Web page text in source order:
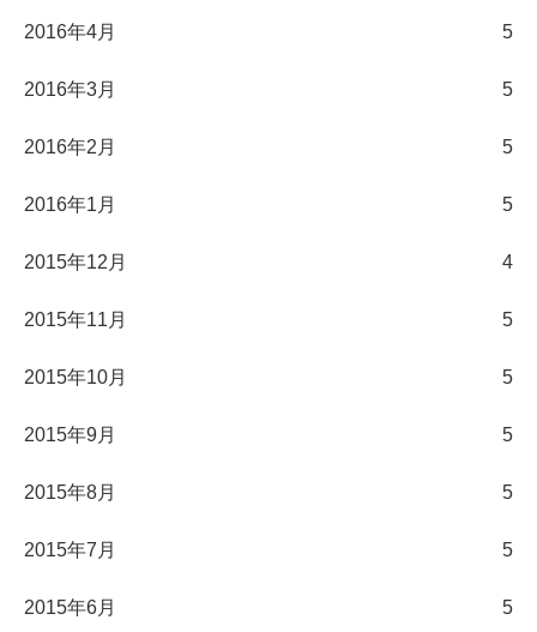
2016年4月 5
2016年3月 5
2016年2月 5
2016年1月 5
2015年12月 4
2015年11月 5
2015年10月 5
2015年9月 5
2015年8月 5
2015年7月 5
2015年6月 5